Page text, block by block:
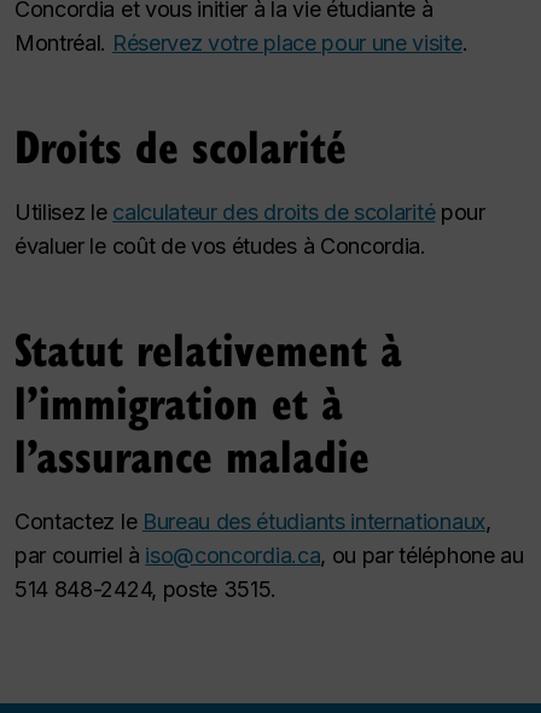
Concordia et vous initier à la vie étudiante à
Montréal. Réservez votre place pour une visite.
Droits de scolarité
Utilisez le calculateur des droits de scolaritépour
évaluer le coût de vos études à Concordia.
Statut relativement à
l’immigration et à
l’assurance maladie
Contactez le Bureau des étudiants internationaux,
par courriel à iso@concordia.ca, ou par téléphone au
514 848-2424, poste 3515.